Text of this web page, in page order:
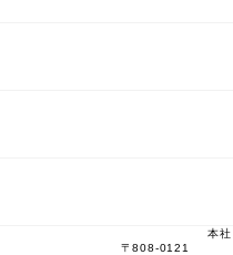
本社
〒808-0121